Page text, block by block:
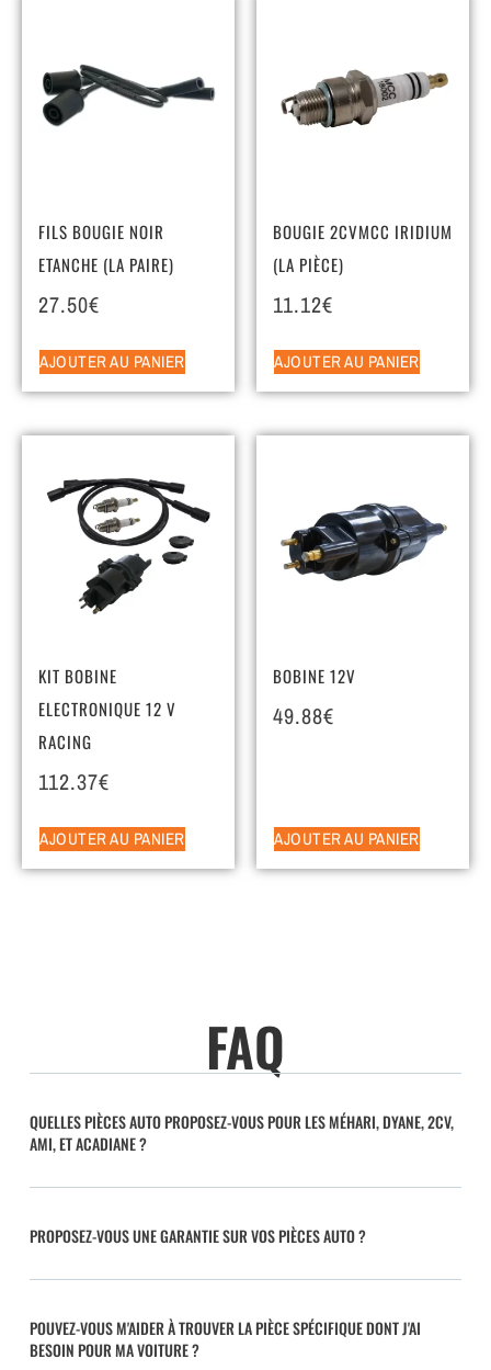
FILS BOUGIE NOIR
ETANCHE (LA PAIRE)
27.50€
AJOUTER AU PANIER
BOUGIE 2CVMCC IRIDIUM
(LA PIÈCE)
11.12€
AJOUTER AU PANIER
KIT BOBINE
ELECTRONIQUE 12 V
RACING
112.37€
AJOUTER AU PANIER
BOBINE 12V
49.88€
AJOUTER AU PANIER
FAQ
QUELLES PIÈCES AUTO PROPOSEZ-VOUS POUR LES MÉHARI, DYANE, 2CV,
AMI, ET ACADIANE ?
PROPOSEZ-VOUS UNE GARANTIE SUR VOS PIÈCES AUTO ?
POUVEZ-VOUS M'AIDER À TROUVER LA PIÈCE SPÉCIFIQUE DONT J'AI
BESOIN POUR MA VOITURE ?